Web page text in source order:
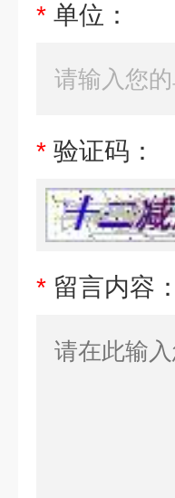
* 单位：
* 验证码：
* 留言内容：